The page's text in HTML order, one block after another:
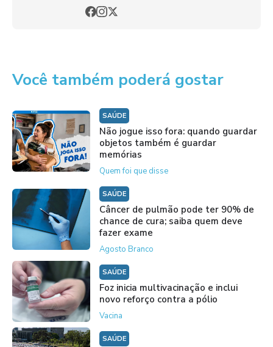
Você também poderá gostar
SAÚDE
Não jogue isso fora: quando guardar
objetos também é guardar
memórias
Quem foi que disse
SAÚDE
Câncer de pulmão pode ter 90% de
chance de cura; saiba quem deve
fazer exame
Agosto Branco
SAÚDE
Foz inicia multivacinação e inclui
novo reforço contra a pólio
Vacina
SAÚDE